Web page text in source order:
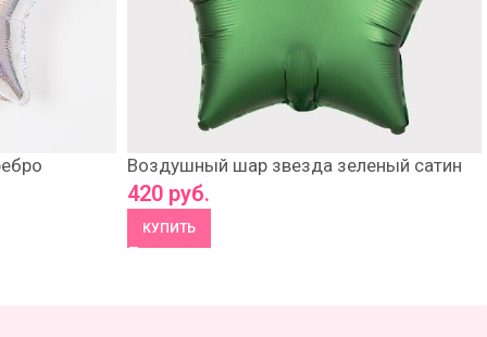
Воздушный шар звезда зеленый сатин
420 руб.
КУПИТЬ